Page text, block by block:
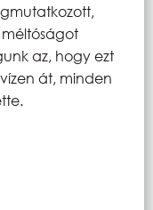
az, hogy ezt
át, minden